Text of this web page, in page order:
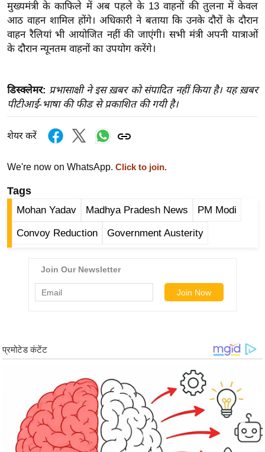
बे
मि
सा
ख्सि
य
यं
इं
डि
हि
व
र्ल्ड
फ
म
मुख्यमंत्री के काफिले में अब पहले के 13 वाहनों की तुलना में केवल
आठ वाहन शामिल होंगे। अधिकारी ने बताया कि उनके दौरों के दौरान
वाहन रैलियां भी आयोजित नहीं की जाएंगी। सभी मंत्री अपनी यात्राओं
के दौरान न्यूनतम वाहनों का उपयोग करेंगे।
डिस्क्लेमर: प्रभासाक्षी ने इस ख़बर को संपादित नहीं किया है। यह ख़बर
पीटीआई-भाषा की फीड से प्रकाशित की गयी है।
शेयर करें
We're now on WhatsApp. Click to join.
Tags
Mohan Yadav Madhya Pradesh News PM Modi
Convoy Reduction Government Austerity